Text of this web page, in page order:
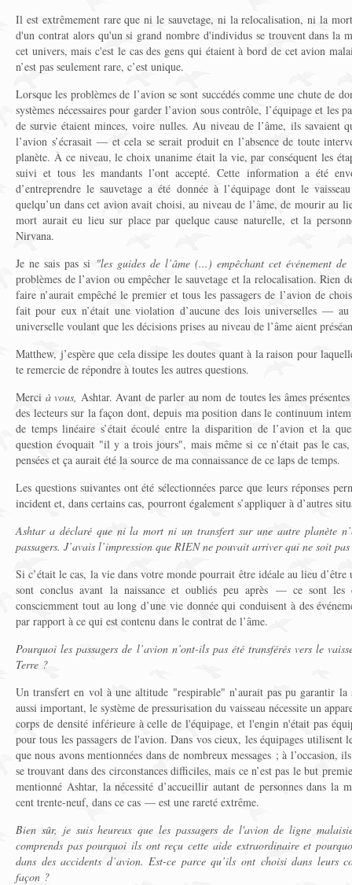
Il est extrêmement rare que ni le sauvetage, ni la relocalisation, ni la
d'un contrat alors qu'un si grand nombre d'individus se trouvent dans la
cet univers, mais c'est le cas des gens qui étaient à bord de cet avion
n’est pas seulement rare, c’est unique.
Lorsque les problèmes de l’avion se sont succédés comme une chute de
systèmes nécessaires pour garder l’avion sous contrôle, l’équipage et les
de survie étaient minces, voire nulles. Au niveau de l’âme, ils savaient
l’avion s’écrasait — et cela se serait produit en l’absence de toute
planète. À ce niveau, le choix unanime était la vie, par conséquent les
suivi et tous les mandants l’ont accepté. Cette information a été
d’entreprendre le sauvetage a été donnée à l’équipage dont le
quelqu’un dans cet avion avait choisi, au niveau de l’âme, de mourir au
mort aurait eu lieu sur place par quelque cause naturelle, et la
Nirvana.
Je ne sais pas si "les guides de l’âme (...) empêchant cet événement
problèmes de l’avion ou empêcher le sauvetage et la relocalisation. Rien
faire n’aurait empêché le premier et tous les passagers de l’avion de
fait pour eux n’était une violation d’aucune des lois universelles —
universelle voulant que les décisions prises au niveau de l’âme aient
Matthew, j’espère que cela dissipe les doutes quant à la raison pour
te remercie de répondre à toutes les autres questions.
Merci à vous, Ashtar. Avant de parler au nom de toutes les âmes
des lecteurs sur la façon dont, depuis ma position dans le continuum
de temps linéaire s’était écoulé entre la disparition de l’avion et la
question évoquait "il y a trois jours", mais même si ce n’était pas le
pensées et ça aurait été la source de ma connaissance de ce laps de temps.
Les questions suivantes ont été sélectionnées parce que leurs réponses
incident et, dans certains cas, pourront également s’appliquer à d’autres
Ashtar a déclaré que ni la mort ni un transfert sur une autre planète
passagers. J’avais l’impression que RIEN ne pouvait arriver qui ne soit
Si c’était le cas, la vie dans votre monde pourrait être idéale au lieu
sont conclus avant la naissance et oubliés peu après — ce sont les
consciemment tout au long d’une vie donnée qui conduisent à des
par rapport à ce qui est contenu dans le contrat de l’âme.
Pourquoi les passagers de l’avion n’ont-ils pas été transférés vers le
Terre ?
Un transfert en vol à une altitude "respirable" n’aurait pas pu garantir la
aussi important, le système de pressurisation du vaisseau nécessite un
corps de densité inférieure à celle de l'équipage, et l'engin n'était pas
pour tous les passagers de l'avion. Dans vos cieux, les équipages utilisent
que nous avons mentionnées dans de nombreux messages ; à l’occasion,
se trouvant dans des circonstances difficiles, mais ce n’est pas le but
mentionné Ashtar, la nécessité d’accueillir autant de personnes dans la
cent trente-neuf, dans ce cas — est une rareté extrême.
Bien sûr, je suis heureux que les passagers de l'avion de ligne
comprends pas pourquoi ils ont reçu cette aide extraordinaire et
dans des accidents d’avion. Est-ce parce qu’ils ont choisi dans leurs
façon ?